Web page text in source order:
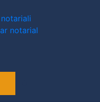
notarial